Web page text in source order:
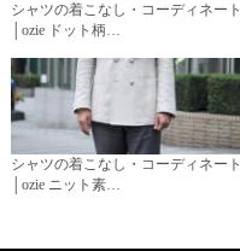
シャツの着こなし・コーディネート
│ozie ドット柄…
シャツの着こなし・コーディネート
│ozie ニット素…